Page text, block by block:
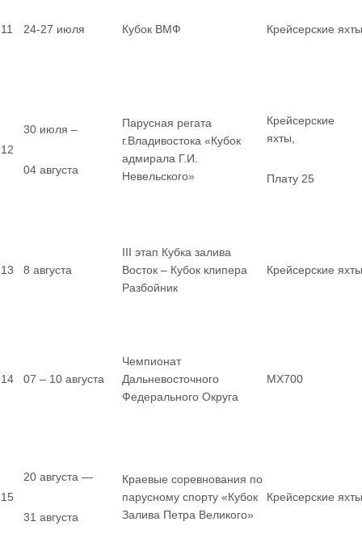
11 24-27 июля Кубок ВМФ Крейсерские яхты
12
30 июля –
04 августа
Парусная регата
г.Владивостока «Кубок
адмирала Г.И.
Невельского»
Крейсерские
яхты,
Плату 25
13 8 августа
III этап Кубка залива
Восток – Кубок клипера
Разбойник
Крейсерские яхты
14 07 – 10 августа
Чемпионат
Дальневосточного
Федерального Округа
MX700
15
20 августа —
31 августа
Краевые соревнования по
парусному спорту «Кубок
Залива Петра Великого»
Крейсерские яхты